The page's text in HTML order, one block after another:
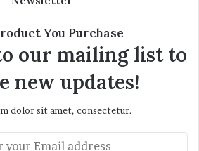
You Purchase
our mailing list to
new updates!
dolor sit amet, consectetur.